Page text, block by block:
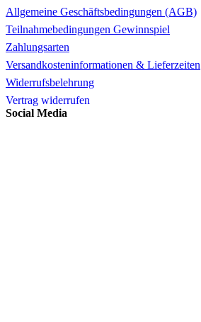
Allgemeine Geschäftsbedingungen (AGB)
Teilnahmebedingungen Gewinnspiel
Zahlungsarten
Versandkosteninformationen & Lieferzeiten
Widerrufsbelehrung
Vertrag widerrufen
Social Media